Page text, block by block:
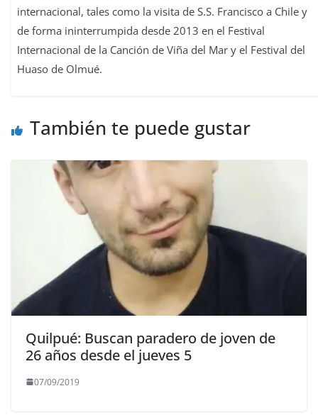
internacional, tales como la visita de S.S. Francisco a Chile y
de forma ininterrumpida desde 2013 en el Festival
Internacional de la Canción de Viña del Mar y el Festival del
Huaso de Olmué.
También te puede gustar
Quilpué: Buscan paradero de joven de
26 años desde el jueves 5
07/09/2019